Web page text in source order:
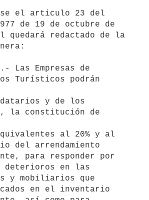
de 19 de octubre de
quedará redactado de la
Las Empresas de
Turísticos podrán
y de los
la constitución de
al 20% y al
del arrendamiento
para responder por
deterioros en las
y mobiliarios que
en el inventario